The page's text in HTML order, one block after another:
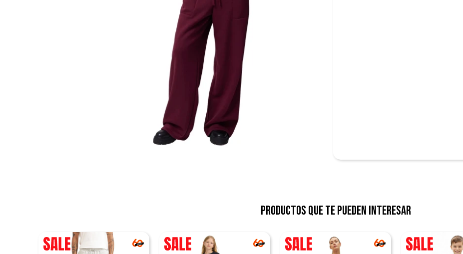
Productos que te pueden interesar